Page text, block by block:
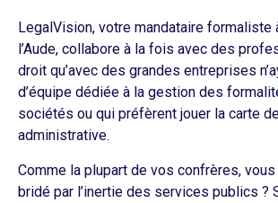
LegalVision, votre mandataire formaliste
l’Aude, collabore à la fois avec des
droit qu’avec des grandes entreprises
d’équipe dédiée à la gestion des
sociétés ou qui préfèrent jouer la carte
administrative.
Comme la plupart de vos confrères,
bridé par l’inertie des services publics ?